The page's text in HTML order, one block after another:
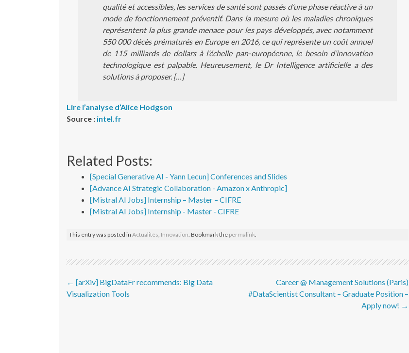
qualité et accessibles, les services de santé sont passés d’une phase réactive à un
mode de fonctionnement préventif. Dans la mesure où les maladies chroniques
représentent la plus grande menace pour les pays développés, avec notamment
550 000 décès prématurés en Europe en 2016, ce qui représente un coût annuel
de 115 milliards de dollars à l’échelle pan-européenne, le besoin d’innovation
technologique est palpable. Heureusement, le Dr Intelligence artificielle a des
solutions à proposer. […]
Lire l’analyse d’Alice Hodgson
Source : intel.fr
Related Posts:
[Special Generative AI - Yann Lecun] Conferences and Slides
[Advance AI Strategic Collaboration - Amazon x Anthropic]
[Mistral AI Jobs] Internship – Master – CIFRE
[Mistral AI Jobs] Internship - Master - CIFRE
This entry was posted in Actualités Innovation . Bookmark the permalink
Post navigation
← [arXiv] BigDataFr recommends: Big Data
Visualization Tools
Career @ Management Solutions (Paris)
#DataScientist Consultant – Graduate Position –
Apply now! →